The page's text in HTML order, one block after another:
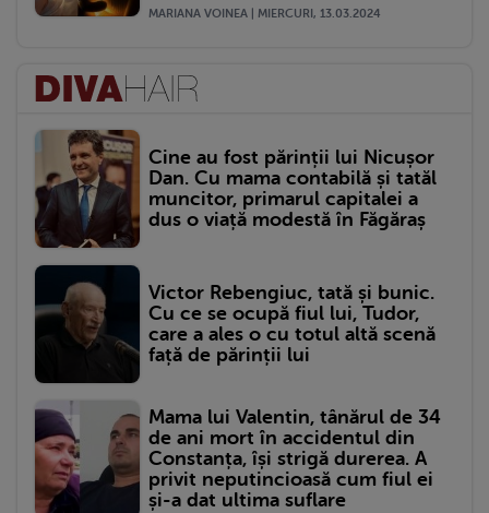
MARIANA VOINEA | MIERCURI, 13.03.2024
Cine au fost părinții lui Nicușor
Dan. Cu mama contabilă și tatăl
muncitor, primarul capitalei a
dus o viață modestă în Făgăraș
Victor Rebengiuc, tată și bunic.
Cu ce se ocupă fiul lui, Tudor,
care a ales o cu totul altă scenă
față de părinții lui
Mama lui Valentin, tânărul de 34
de ani mort în accidentul din
Constanța, își strigă durerea. A
privit neputincioasă cum fiul ei
și-a dat ultima suflare